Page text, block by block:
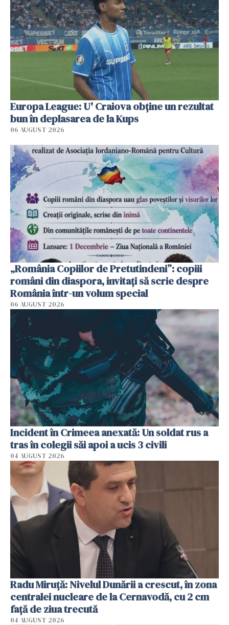
Europa League: U' Craiova obține un rezultat
bun în deplasarea de la Kups
06 AUGUST 2026
„România Copiilor de Pretutindeni”: copiii
români din diaspora, invitați să scrie despre
România într-un volum special
06 AUGUST 2026
Incident în Crimeea anexată: Un soldat rus a
tras în colegii săi apoi a ucis 3 civili
04 AUGUST 2026
Radu Miruţă: Nivelul Dunării a crescut, în zona
centralei nucleare de la Cernavodă, cu 2 cm
faţă de ziua trecută
04 AUGUST 2026